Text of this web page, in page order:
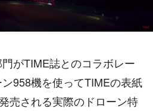
がTIME誌とのコラボレー
958機を使ってTIMEの表紙
売される実際のドローン特